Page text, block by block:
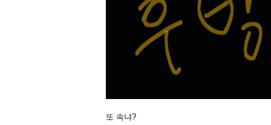
또 속냐?